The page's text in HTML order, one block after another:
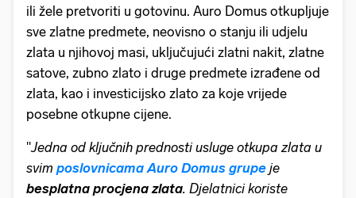
ili žele pretvoriti u gotovinu. Auro Domus otkupljuje
sve zlatne predmete, neovisno o stanju ili udjelu
zlata u njihovoj masi, uključujući zlatni nakit, zlatne
satove, zubno zlato i druge predmete izrađene od
zlata, kao i investicijsko zlato za koje vrijede
posebne otkupne cijene.
''Jedna od ključnih prednosti usluge otkupa zlata u
svim poslovnicama Auro Domus grupe je
besplatna procjena zlata. Djelatnici koriste